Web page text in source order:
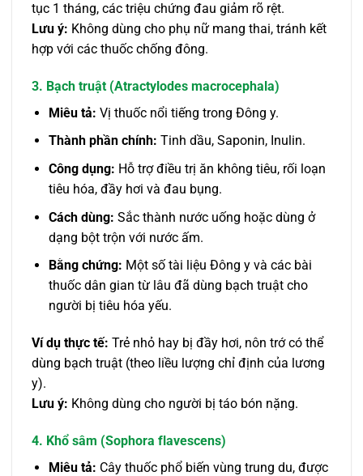
tục 1 tháng, các triệu chứng đau giảm rõ rệt.
Lưu ý: Không dùng cho phụ nữ mang thai, tránh kết
hợp với các thuốc chống đông.
3. Bạch truật (Atractylodes macrocephala)
Miêu tả: Vị thuốc nổi tiếng trong Đông y.
Thành phần chính: Tinh dầu, Saponin, Inulin.
Công dụng: Hỗ trợ điều trị ăn không tiêu, rối loạn
tiêu hóa, đầy hơi và đau bụng.
Cách dùng: Sắc thành nước uống hoặc dùng ở
dạng bột trộn với nước ấm.
Bằng chứng: Một số tài liệu Đông y và các bài
thuốc dân gian từ lâu đã dùng bạch truật cho
người bị tiêu hóa yếu.
Ví dụ thực tế: Trẻ nhỏ hay bị đầy hơi, nôn trớ có thể
dùng bạch truật (theo liều lượng chỉ định của lương
y).
Lưu ý: Không dùng cho người bị táo bón nặng.
4. Khổ sâm (Sophora flavescens)
Miêu tả: Cây thuốc phổ biến vùng trung du, được